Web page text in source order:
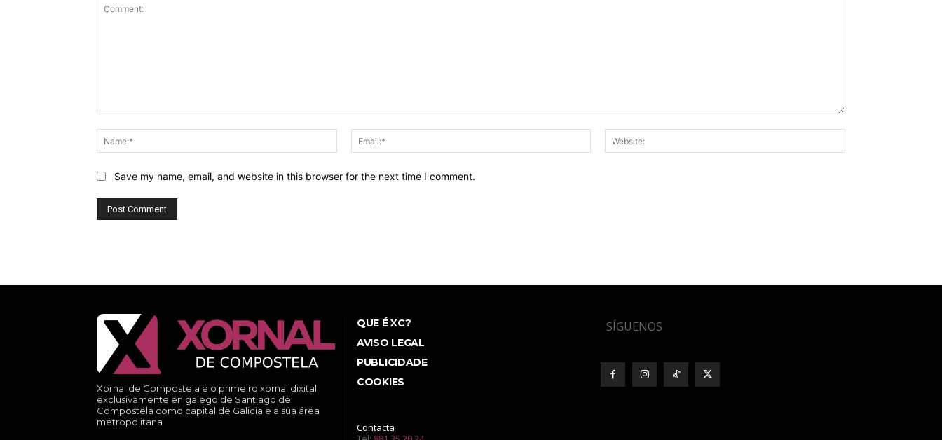
Name:*
Email:*
Save my name, email, and website in this browser for the next time I comment.
Xornal de Compostela é o primeiro xornal dixital
exclusivamente en galego de Santiago de
Compostela como capital de Galicia e a súa área
metropolitana
QUE É XC?
AVISO LEGAL
PUBLICIDADE
COOKIES
Contacta
SÍGUENOS